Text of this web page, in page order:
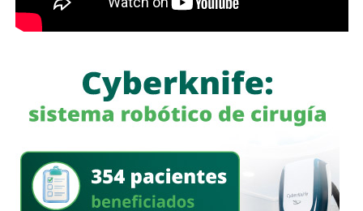
en medio de la calle, pero la mayoría de los que piden la
señal con el aviso son los mismos que, a propósito, no
ser cortés con los peatones que intentan
Señales faltan más, como una que indique para qué o
realidad nadie lo sabe a ciencia cierta, otras en toda la
ciudad, lasque avisen que la ciclovía no es para que se
estacionen autos de los negocios de Carranza o